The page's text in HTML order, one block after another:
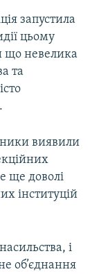
запустила
цьому
що невелика
та
виявили
ще доволі
інституцій
і
об’єднання